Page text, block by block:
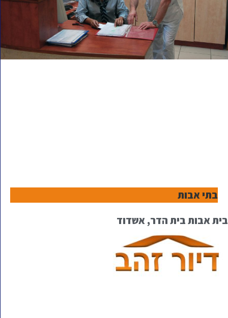
בתי אבות
בית אבות בית הדר, אשדוד